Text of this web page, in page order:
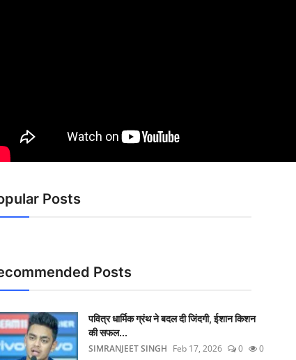
Posts
Posts
पवित्र धार्मिक ग्रंथ ने बदल दी जिंदगी, ईशान किशन
की सफल...
SIMRANJEET SINGH Feb 17, 2026 0 0